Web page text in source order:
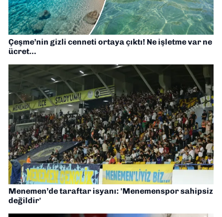
Çeşme’nin gizli cenneti ortaya çıktı! Ne işletme var ne
ücret…
Menemen’de taraftar isyanı: 'Menemenspor sahipsiz
değildir'